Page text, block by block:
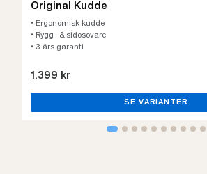
Original Kudde
• Ergonomisk kudde
• Rygg- & sidosovare
• 3 års garanti
1.399 kr
SE VARIANTER